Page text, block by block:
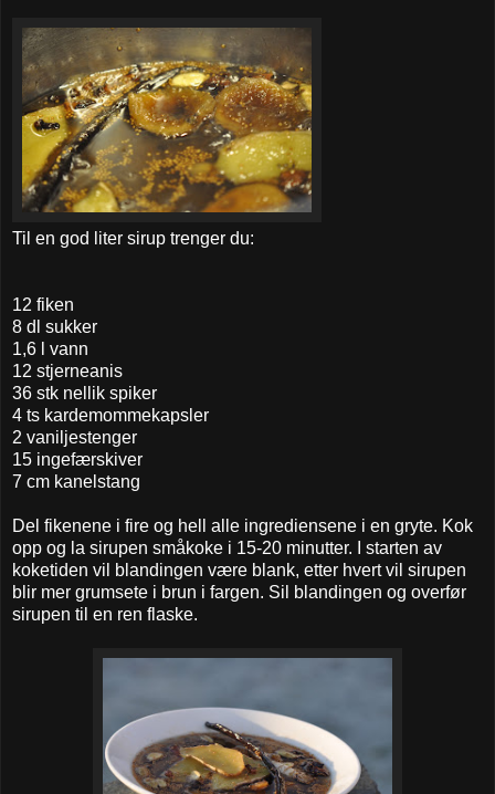
Til en god liter sirup trenger du:
12 fiken
8 dl sukker
1,6 l vann
12 stjerneanis
36 stk nellik spiker
4 ts kardemommekapsler
2 vaniljestenger
15 ingefærskiver
7 cm kanelstang
Del fikenene i fire og hell alle ingrediensene i en gryte. Kok
opp og la sirupen småkoke i 15-20 minutter. I starten av
koketiden vil blandingen være blank, etter hvert vil sirupen
blir mer grumsete i brun i fargen. Sil blandingen og overfør
sirupen til en ren flaske.